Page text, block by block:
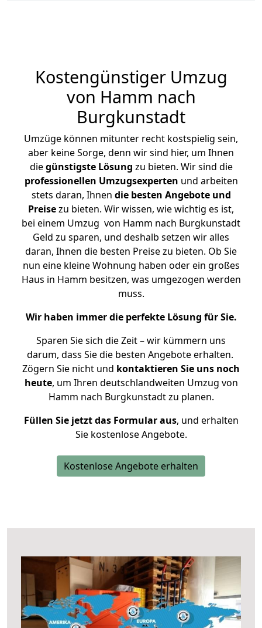
Kostengünstiger Umzug
von Hamm nach
Burgkunstadt
Umzüge können mitunter recht kostspielig sein,
aber keine Sorge, denn wir sind hier, um Ihnen
diegünstigste Lösung zu bieten. Wir sind die
professionellen Umzugsexperten und arbeiten
stets daran, Ihnen die besten Angebote und
Preisezu bieten. Wir wissen, wie wichtig es ist,
bei einem Umzug von Hamm nach Burgkunstadt
Geld zu sparen, und deshalb setzen wir alles
daran, Ihnen die besten Preise zu bieten. Ob Sie
nun eine kleine Wohnung haben oder ein großes
Haus in Hamm besitzen, was umgezogen werden
muss.
Wir haben immer die perfekte Lösung für Sie.
Sparen Sie sich die Zeit – wir kümmern uns
darum, dass Sie die besten Angebote erhalten.
Zögern Sie nicht und kontaktieren Sie uns noch
heute, um Ihren deutschlandweiten Umzug von
Hamm nach Burgkunstadt zu planen.
Füllen Sie jetzt das Formular aus, und erhalten
Sie kostenlose Angebote.
Kostenlose Angebote erhalten